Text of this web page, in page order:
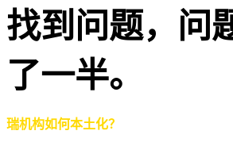
找到问题，问
了一半。
瑞机构如何本土化？